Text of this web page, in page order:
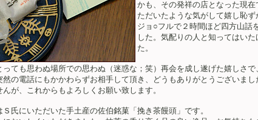
かも、その発祥の店となった現
ただいたような気がして嬉し恥
ジョ○フルで２時間ほど四方山話
した。気配りの人と知ってはい
た。
ても思わぬ場所での思わぬ（迷惑な；笑）再会を成し遂げた嬉しさで
の電話にもかかわらずお相手して頂き、どうもありがとうございまし
が、これからもよろしくお願い致します。
氏にいただいた手土産の佐伯銘菓「挽き茶饅頭」です。